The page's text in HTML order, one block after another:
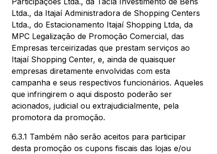
Ltda., da Itajaí Administradora de Shopping Centers
Ltda., do Estacionamento Itajaí Shopping Ltda, da
MPC Legalização de Promoção Comercial, das
Empresas terceirizadas que prestam serviços ao
Itajaí Shopping Center, e, ainda de quaisquer
empresas diretamente envolvidas com esta
campanha e seus respectivos funcionários. Aqueles
que infringirem o aqui disposto poderão ser
acionados, judicial ou extrajudicialmente, pela
promotora da promoção.
6.3.1 Também não serão aceitos para participar
desta promoção os cupons fiscais das lojas e/ou